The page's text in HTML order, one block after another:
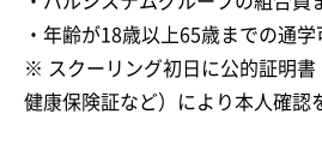
・年齢が18歳以上65歳までの通学
※ スクーリング初日に公的証明書
健康保険証など）により本人確認